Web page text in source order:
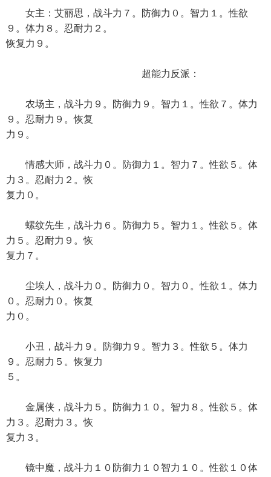
女主：艾丽思，战斗力７。防御力０。智力１。性欲
９。体力８。忍耐力２。
恢复力９。
超能力反派：
农场主，战斗力９。防御力９。智力１。性欲７。体力
９。忍耐力９。恢复
力９。
情感大师，战斗力０。防御力１。智力７。性欲５。体
力３。忍耐力２。恢
复力０。
螺纹先生，战斗力６。防御力５。智力１。性欲５。体
力５。忍耐力９。恢
复力７。
尘埃人，战斗力０。防御力０。智力０。性欲１。体力
０。忍耐力０。恢复
力０。
小丑，战斗力９。防御力９。智力３。性欲５。体力
９。忍耐力５。恢复力
５。
金属侠，战斗力５。防御力１０。智力８。性欲５。体
力３。忍耐力３。恢
复力３。
镜中魔，战斗力１０防御力１０智力１０。性欲１０体